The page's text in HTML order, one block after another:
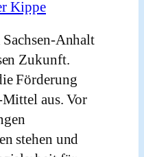
Keren Rothenberg
Kippe
Anhalt
Zukunft.
Förderung
aus. Vor
stehen und